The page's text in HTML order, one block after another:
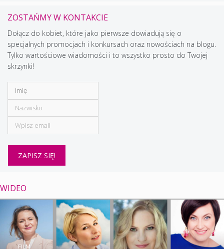
ZOSTAŃMY W KONTAKCIE
Dołącz do kobiet, które jako pierwsze dowiadują się o
specjalnych promocjach i konkursach oraz nowościach na blogu.
Tylko wartościowe wiadomości i to wszystko prosto do Twojej
skrzynki!
WIDEO
FILM